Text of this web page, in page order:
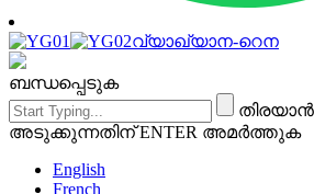
വ്യാഖ്യാന-റെന
ബന്ധപ്പെടുക
അടുക്കുന്നതിന് ENTER അമർത്തുക
English
French